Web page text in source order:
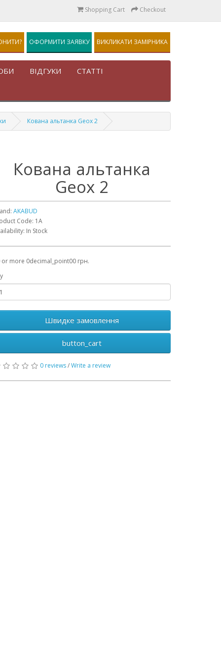
Shopping Cart Checkout
ОФОРМИТИ ЗАЯВКУ ВИКЛИКАТИ ЗАМІРНИКА
ВІДГУКИ
СТАТТІ
Кована альтанка Geox 2
Кована альтанка
Geox 2
AKABUD
Code: 1А
In Stock
or more 0decimal_point00 грн.
Швидке замовлення
button_cart
0 reviews/Write a review